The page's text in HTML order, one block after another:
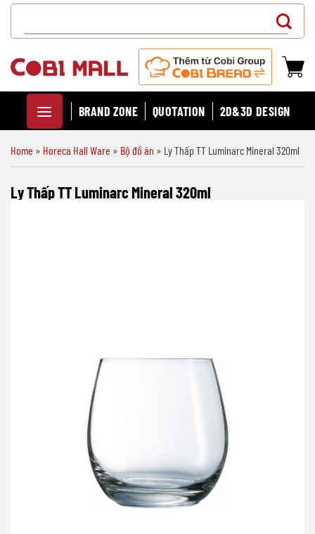
Chuyển
dung
for:
BRAND ZONE QUOTATION 2D&3D DESIGN
Home » Horeca Hall Ware » Bộ đồ ăn » Ly Thấp TT Luminarc Mineral 320ml
Ly Thấp TT Luminarc Mineral 320ml